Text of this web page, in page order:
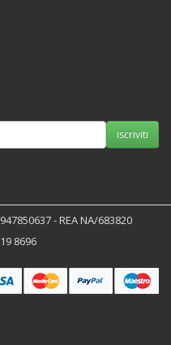
iscriviti
- REA NA/683820
8696